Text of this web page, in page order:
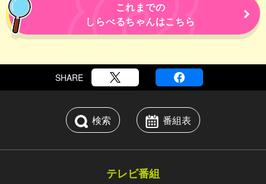
これまでの
しらべるちゃんはこちら
SHARE
検索 番組表
テレビ番組